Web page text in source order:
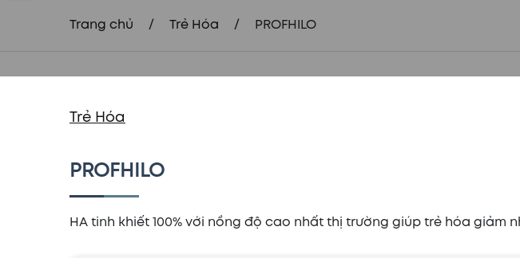
Trang chủ / Trẻ Hóa / PROFHILO
Trẻ Hóa
PROFHILO
HA tinh khiết 100% với nồng độ cao nhất thị trường giúp trẻ hóa giảm